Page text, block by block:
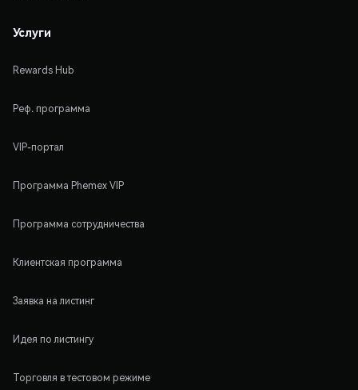
Услуги
Rewards Hub
Реф. программа
VIP-портал
Программа Phemex VIP
Программа сотрудничества
Клиентская программа
Заявка на листинг
Идея по листингу
Торговля в тестовом режиме